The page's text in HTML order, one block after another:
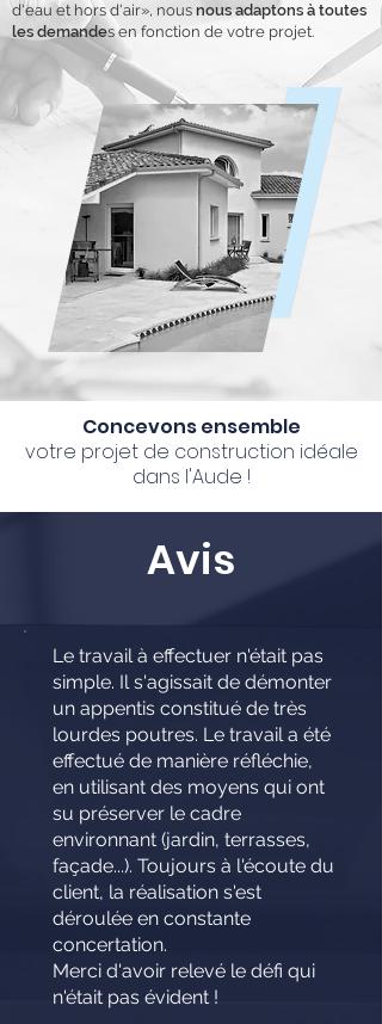
d'eau et hors d'air», nous nous adaptons à toutes
les demandes en fonction de votre projet.
Concevons ensemble
votre projet de construction idéale
dans l'Aude !
Avis
Le travail à effectuer n'était pas
simple. Il s'agissait de démonter
un appentis constitué de très
lourdes poutres. Le travail a été
effectué de manière réfléchie,
en utilisant des moyens qui ont
su préserver le cadre
environnant (jardin, terrasses,
façade...). Toujours à l'écoute du
client, la réalisation s'est
déroulée en constante
concertation.
Merci d'avoir relevé le défi qui
n'était pas évident !